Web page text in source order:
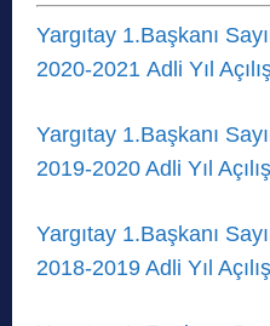
Yargıtay 1.Başkanı
2020-2021 Adli Yıl
Yargıtay 1.Başkanı
2019-2020 Adli Yıl
Yargıtay 1.Başkanı
2018-2019 Adli Yıl